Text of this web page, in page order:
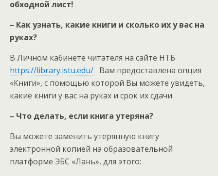
обходной лист!
– Как узнать, какие книги и сколько их у вас на
руках?
В Личном кабинете читателя на сайте НТБ
https://library.istu.edu/ Вам предоставлена опция
«Книги», с помощью которой Вы можете увидеть,
какие книги у вас на руках и срок их сдачи.
– Что делать, если книга утеряна?
Вы можете заменить утерянную книгу
электронной копией на образовательной
платформе ЭБС «Лань», для этого: